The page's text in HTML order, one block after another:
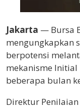
Jakarta — Bursa
mengungkapkan
berpotensi
mekanisme Initial
beberapa bulan
Direktur Penilaian